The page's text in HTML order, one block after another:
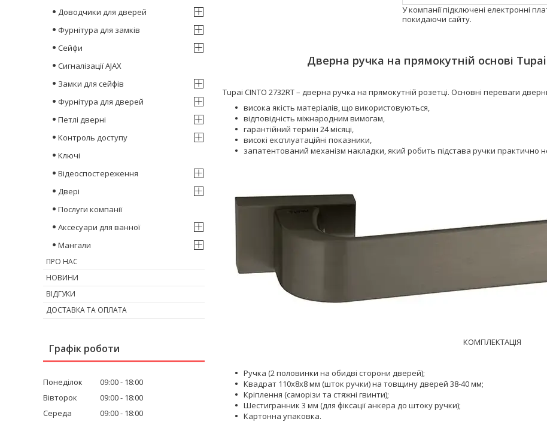
У компанії підключені електронні
покидаючи сайту.
Дверна ручка на прямокутній основі
Tupai CINTO 2732RT – дверна ручка на прямокутній розетці. Основні переваги
висока якість матеріалів, що використовуються,
відповідність міжнародним вимогам,
гарантійний термін 24 місяці,
високі експлуатаційні показники,
запатентований механізм накладки, який робить підстава ручки практично
КОМПЛЕКТАЦІЯ
Ручка (2 половинки на обидві сторони дверей);
Квадрат 110х8х8 мм (шток ручки) на товщину дверей 38-40 мм;
Кріплення (саморізи та стяжні гвинти);
Шестигранник 3 мм (для фіксації анкера до штоку ручки);
Картонна упаковка.
Доводчики для дверей
Фурнітура для замків
Сейфи
Сигналізації AJAX
Замки для сейфів
Фурнітура для дверей
Петлі дверні
Контроль доступу
Ключі
Відеоспостереження
Двері
Послуги компанії
Аксесуари для ванної
Мангали
ПРО НАС
НОВИНИ
ВІДГУКИ
ДОСТАВКА ТА ОПЛАТА
Графік роботи
Понеділок 09:00
18:00
Вівторок
09:00
18:00
Середа
09:00
18:00